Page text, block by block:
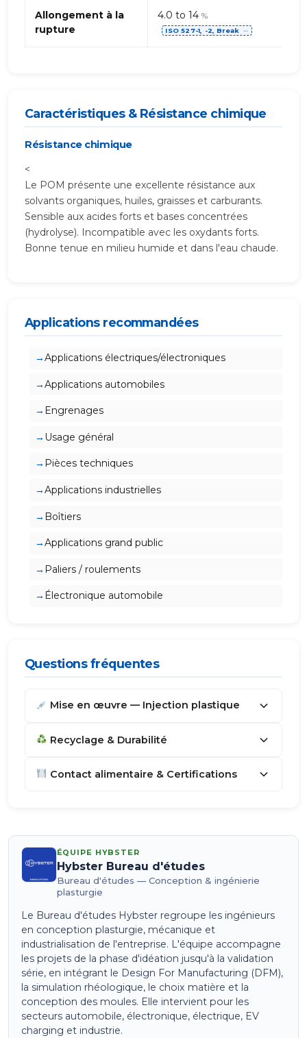
Allongement à la
rupture
4.0 to 14 %
ISO 527-1, -2, Break ⋯
Caractéristiques & Résistance chimique
Résistance chimique
<
Le POM présente une excellente résistance aux
solvants organiques, huiles, graisses et carburants.
Sensible aux acides forts et bases concentrées
(hydrolyse). Incompatible avec les oxydants forts.
Bonne tenue en milieu humide et dans l'eau chaude.
Applications recommandées
Applications électriques/électroniques
Applications automobiles
Engrenages
Usage général
Pièces techniques
Applications industrielles
Boîtiers
Applications grand public
Paliers / roulements
Électronique automobile
Questions fréquentes
Mise en œuvre — Injection plastique
Recyclage & Durabilité
Contact alimentaire & Certifications
ÉQUIPE HYBSTER
Hybster Bureau d'études
Bureau d'études — Conception & ingénierie
plasturgie
Le Bureau d'études Hybster regroupe les ingénieurs
en conception plasturgie, mécanique et
industrialisation de l'entreprise. L'équipe accompagne
les projets de la phase d'idéation jusqu'à la validation
série, en intégrant le Design For Manufacturing (DFM),
la simulation rhéologique, le choix matière et la
conception des moules. Elle intervient pour les
secteurs automobile, électronique, électrique, EV
charging et industrie.